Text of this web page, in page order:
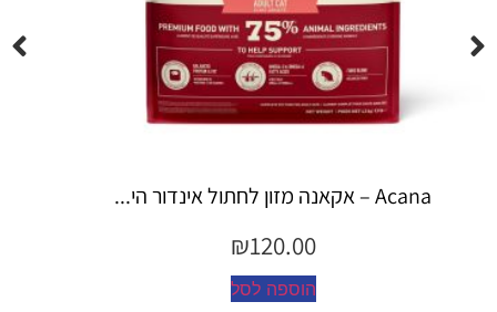
Espree – שמפו 355 מ"ל יערות ה...
45.00
הוספה לסל